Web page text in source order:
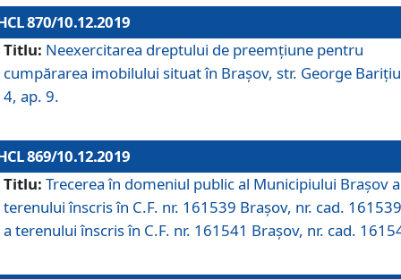
870/10.12.2019
Titlu: Neexercitarea dreptului de preemţiune pentru
cumpărarea imobilului situat în Braşov, str. George
4, ap. 9.
869/10.12.2019
Titlu: Trecerea în domeniul public al Municipiului Braşov a
terenului înscris în C.F. nr. 161539 Brașov, nr. cad.
a terenului înscris în C.F. nr. 161541 Brașov, nr. cad.